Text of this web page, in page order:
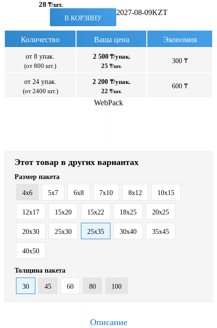
28 ₸/шт.
В КОРЗИНУ
2027-08-09KZT
Количество Ваша цена Экономия
от 8 упак.
(от 800 шт.)
2 500₸/упак.
25 ₸/шт.
300 ₸
от 24 упак.
(от 2400 шт.)
2 200 ₸/упак.
22 ₸/шт.
600 ₸
WebPack
Этот товар в других вариантах
Размер пакета
4x6 5x7 6x8 7x10 8x12 10x15
12x17 15x20 15x22 18x25 20x25
20x30 25x30 25x35 30x40 35x45
40x50
Толщина пакета
30 45 60 80 100
Описание